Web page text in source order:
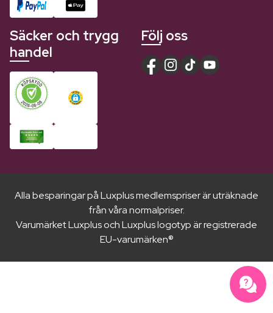
Säcker och trygg
handel
Följ oss
Alla besparingar på Luxplus medlemspriser är uträknade
från våra normalpriser.
Varumärket Luxplus och Luxplus logotyp är registrerade
EU-varumärken®